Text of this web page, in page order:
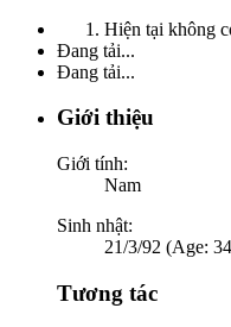
Hiện tại không
Đang tải...
Đang tải...
Giới thiệu
Giới tính:
Nam
Sinh nhật:
21/3/92 (Age:
Tương tác